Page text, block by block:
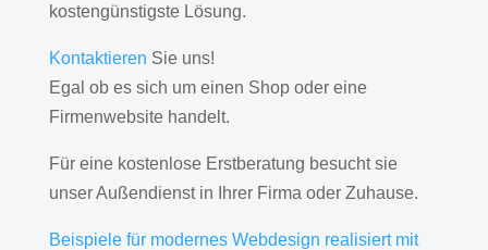
kostengünstigste Lösung.
Kontaktieren Sie uns!
Egal ob es sich um einen Shop oder eine
Firmenwebsite handelt.
Für eine kostenlose Erstberatung besucht sie
unser Außendienst in Ihrer Firma oder Zuhause.
Beispiele für modernes Webdesign realisiert mit